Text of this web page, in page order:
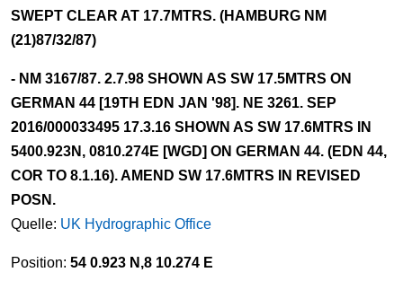
SWEPT CLEAR AT 17.7MTRS. (HAMBURG NM
(21)87/32/87)
- NM 3167/87. 2.7.98 SHOWN AS SW 17.5MTRS ON
GERMAN 44 [19TH EDN JAN '98]. NE 3261. SEP
2016/000033495 17.3.16 SHOWN AS SW 17.6MTRS IN
5400.923N, 0810.274E [WGD] ON GERMAN 44. (EDN 44,
COR TO 8.1.16). AMEND SW 17.6MTRS IN REVISED
POSN.
Quelle: UK Hydrographic Office
Position: 54 0.923 N,8 10.274 E